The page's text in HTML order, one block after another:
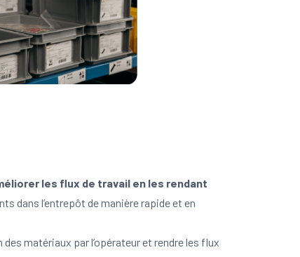
les flux de travail en les rendant
dans l’entrepôt de manière rapide et en
matériaux par l’opérateur et rendre les flux